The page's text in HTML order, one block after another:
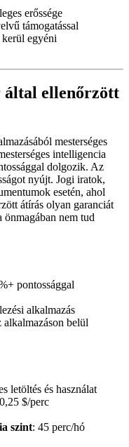
erőssége
támogatással
egyéni
által ellenőrzött
mesterséges
intelligencia
dolgozik. Az
nyújt. Jogi iratok,
esetén, ahol
átírás olyan garanciát
önmagában nem tud
pontossággal
alkalmazás
alkalmazáson belül
letöltés és használat
$/perc
szint: 45 perc/hó